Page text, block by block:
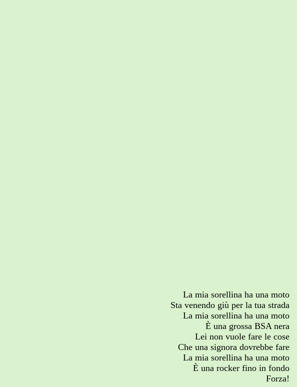
La mia sorellina ha una moto
Sta venendo giù per la tua strada
La mia sorellina ha una moto
È una grossa BSA nera
Lei non vuole fare le cose
Che una signora dovrebbe fare
La mia sorellina ha una moto
È una rocker fino in fondo
Forza!